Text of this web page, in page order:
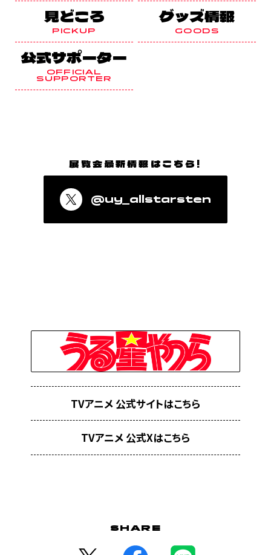
見どころ
PICKUP
グッズ情報
GOODS
公式サポーター
OFFICIAL
SUPPORTER
展覧会最新情報はこちら!
@uy_allstarsten
TVアニメ 公式サイトはこちら
TVアニメ 公式Xはこちら
SHARE